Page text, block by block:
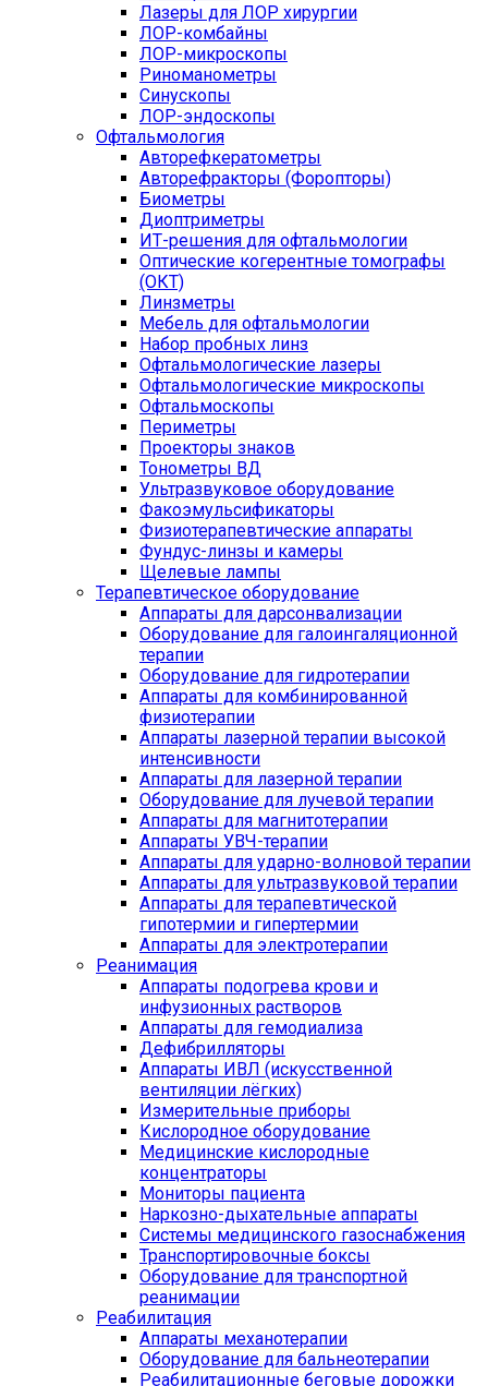
Лазеры для ЛОР хирургии
ЛОР-комбайны
ЛОР-микроскопы
Риноманометры
Синускопы
ЛОР-эндоскопы
Офтальмология
Авторефкератометры
Авторефракторы (Форопторы)
Биометры
Диоптриметры
ИТ-решения для офтальмологии
Оптические когерентные томографы
(ОКТ)
Линзметры
Мебель для офтальмологии
Набор пробных линз
Офтальмологические лазеры
Офтальмологические микроскопы
Офтальмоскопы
Периметры
Проекторы знаков
Тонометры ВД
Ультразвуковое оборудование
Факоэмульсификаторы
Физиотерапевтические аппараты
Фундус-линзы и камеры
Щелевые лампы
Терапевтическое оборудование
Аппараты для дарсонвализации
Оборудование для галоингаляционной
терапии
Оборудование для гидротерапии
Аппараты для комбинированной
физиотерапии
Аппараты лазерной терапии высокой
интенсивности
Аппараты для лазерной терапии
Оборудование для лучевой терапии
Аппараты для магнитотерапии
Аппараты УВЧ-терапии
Аппараты для ударно-волновой терапии
Аппараты для ультразвуковой терапии
Аппараты для терапевтической
гипотермии и гипертермии
Аппараты для электротерапии
Реанимация
Аппараты подогрева крови и
инфузионных растворов
Аппараты для гемодиализа
Дефибрилляторы
Аппараты ИВЛ (искусственной
вентиляции лёгких)
Измерительные приборы
Кислородное оборудование
Медицинские кислородные
концентраторы
Мониторы пациента
Наркозно-дыхательные аппараты
Системы медицинского газоснабжения
Транспортировочные боксы
Оборудование для транспортной
реанимации
Реабилитация
Аппараты механотерапии
Оборудование для бальнеотерапии
Реабилитационные беговые дорожки